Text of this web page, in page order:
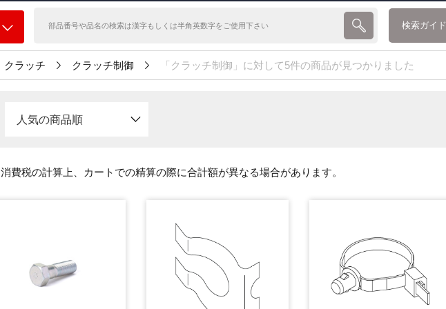
検索ガイド
クラッチ クラッチ制御 「クラッチ制御」に対して5件の商品が見つかりました
人気の商品順
消費税の計算上、カートでの精算の際に合計額が異なる場合があります。